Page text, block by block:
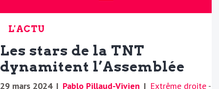
L'ACTU
Les stars de la TNT
dynamitent l’Assemblée
29 mars 2024 | Pablo Pillaud-Vivien | Extrême droite -